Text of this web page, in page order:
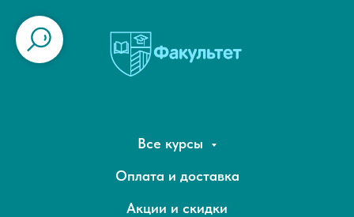
Все курсы
Оплата и доставка
Акции и скидки